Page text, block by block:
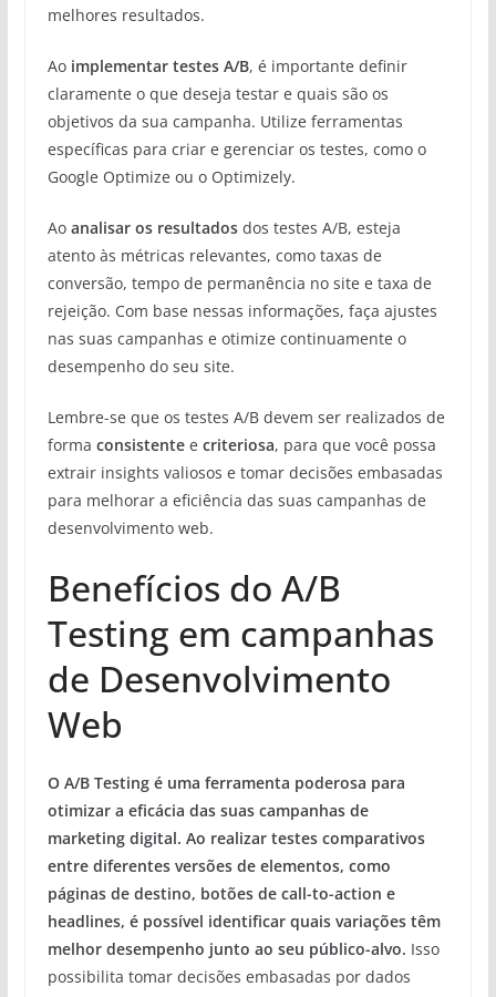
melhores resultados.
Ao implementar testes A/B, é importante definir
claramente o que deseja testar e quais são os
objetivos da sua campanha. Utilize ferramentas
específicas para criar e gerenciar os testes, como o
Google Optimize ou o Optimizely.
Ao analisar os resultadosdos testes A/B, esteja
atento às métricas relevantes, como taxas de
conversão, tempo de permanência no site e taxa de
rejeição. Com base nessas informações, faça ajustes
nas suas campanhas e otimize continuamente o
desempenho do seu site.
Lembre-se que os testes A/B devem ser realizados de
forma consistentee criteriosa, para que você possa
extrair insights valiosos e tomar decisões embasadas
para melhorar a eficiência das suas campanhas de
desenvolvimento web.
Benefícios do A/B
Testing em campanhas
de Desenvolvimento
Web
O A/B Testing é uma ferramenta poderosa para
otimizar a eficácia das suas campanhas de
marketing digital. Ao realizar testes comparativos
entre diferentes versões de elementos, como
páginas de destino, botões de call-to-action e
headlines, é possível identificar quais variações têm
melhor desempenho junto ao seu público-alvo. Isso
possibilita tomar decisões embasadas por dados